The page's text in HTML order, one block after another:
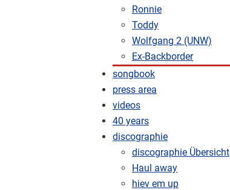
Ronnie
Toddy
Wolfgang 2 (UNW)
Ex-Backborder
songbook
press area
videos
40 years
discographie
discographie Übersicht
Haul away
hiev em up